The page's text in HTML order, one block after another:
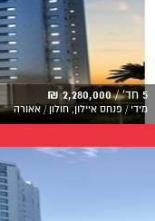
5 חד' / 2,280,000 ₪
מידי / פנחס איילון, חולון / אאורה